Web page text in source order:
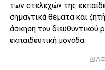
των στελεχών της
σημαντικά θέματα και
άσκηση του διευθυντικού
εκπαιδευτική μονάδα.